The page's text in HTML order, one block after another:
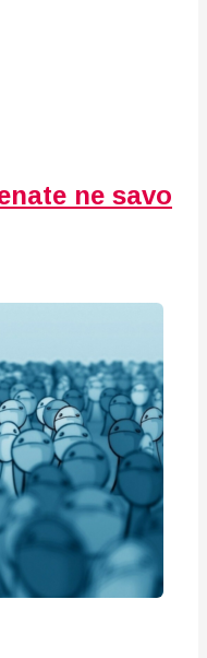
ne savo